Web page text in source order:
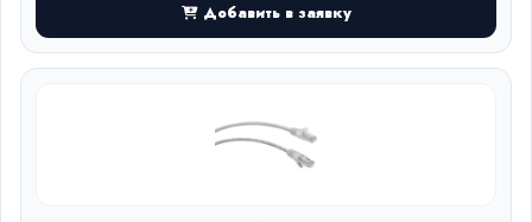
Добавить в заявку